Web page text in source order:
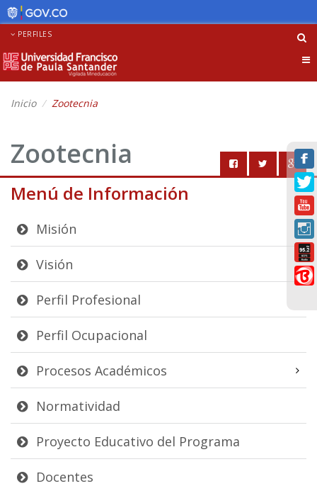
PERFILES
Inicio Zootecnia
Zootecnia
Menú de Información
Misión
Visión
Perfil Profesional
Perfil Ocupacional
Procesos Académicos
Normatividad
Proyecto Educativo del Programa
Docentes